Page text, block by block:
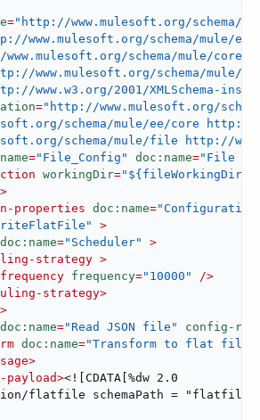
="http://www.mulesoft.org/schema/
www.mulesoft.org/schema/mule/ee/
schema/mule/core"
www.mulesoft.org/schema/mule/
www.w3.org/2001/XMLSchema-
="http://www.mulesoft.org/
schema/mule/ee/core http://
schema/mule/file http://
name="File_Config" doc:name="File
workingDir="${fileWorkingDir}"
>
properties doc:name=
>
doc:name="Scheduler"
>
strategy >
frequency="10000"
/>
strategy>
>
doc:name="Read JSON file" config-ref
doc:name="Transform to flat file"
>
><![CDATA[%dw 2.0
flatfile schemaPath =